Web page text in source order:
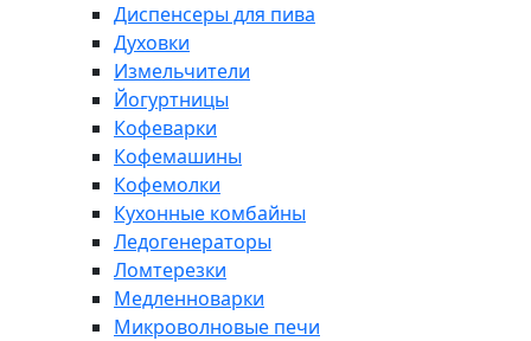
Диспенсеры для пива
Духовки
Измельчители
Йогуртницы
Кофеварки
Кофемашины
Кофемолки
Кухонные комбайны
Ледогенераторы
Ломтерезки
Медленноварки
Микроволновые печи